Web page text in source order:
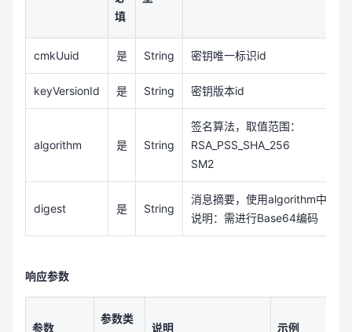
填
cmkUuid 是 String 密钥唯一标识id
keyVersionId 是 String 密钥版本id
algorithm 是 String
签名算法，取值范围：
RSA_PSS_SHA_256
SM2
digest 是 String
消息摘要，使用algorithm中对
说明：需进行Base64编码
响应参数
参数
参数类
说明 示例